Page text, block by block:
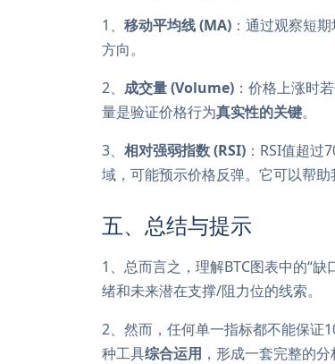
1、 移动平均线 (MA) ：通过观察短
方向。
2、 成交量 (Volume) ：价格上涨时
量是验证价格行为真实性的关键。
3、 相对强弱指数 (RSI) ：RSI值超
域，可能预示价格反弹。它可以帮
五、总结与提示
1、总而言之，理解BTC图表中的“缺
绪和未来潜在支撑/阻力位的线索。
2、然而，任何单一指标都不能保证
种工具综合运用 ，形成一套完整的分